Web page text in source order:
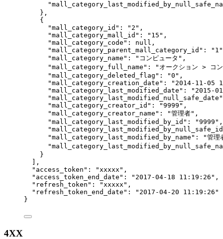
},
{
"mall_category_id" : " 2 " ,
"mall_category_mall_id" : " 15 " ,
"mall_category_code" : null ,
"mall_category_parent_mall_category_id" : " 1 "
"mall_category_name" : " コンピュータ " ,
"mall_category_full_name" : " オークション > コ
"mall_category_deleted_flag" : "0 " ,
"mall_category_creation_date" : " 2014-11-05
"mall_category_last_modified_date" : " 2015-
"mall_category_last_modified_null_safe_date"
"mall_category_creator_id" : "9999 " ,
"mall_category_creator_name" : "管理者" ,
"mall_category_last_modified_by_id" : "9999 " ,
"mall_category_last_modified_by_name" : "管理
}
],
"access_token" : "xxxxx " ,
"access_token_end_date" : " 2017-04-18 11:19:26 " ,
"refresh_token" : "xxxxx " ,
"refresh_token_end_date" : " 2017-04-20 11:19:26 "
}
4XX